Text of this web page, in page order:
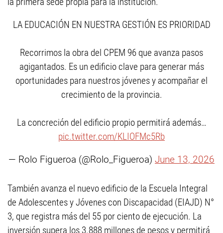
LA EDUCACIÓN EN NUESTRA GESTIÓN ES PRIORIDAD
Recorrimos la obra del CPEM 96 que avanza pasos
agigantados. Es un edificio clave para generar más
oportunidades para nuestros jóvenes y acompañar el
crecimiento de la provincia.
La concreción del edificio propio permitirá además…
pic.twitter.com/KLIOFMc5Rb
— Rolo Figueroa (@Rolo_Figueroa) June 13, 2026
También avanza el nuevo edificio de la Escuela Integral
de Adolescentes y Jóvenes con Discapacidad (EIAJD) N°
3, que registra más del 55 por ciento de ejecución. La
inversión supera los 3.888 millones de pesos y permitirá